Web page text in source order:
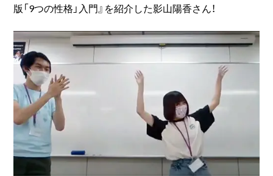
版「9つの性格」入門』を紹介した影山陽香さん！